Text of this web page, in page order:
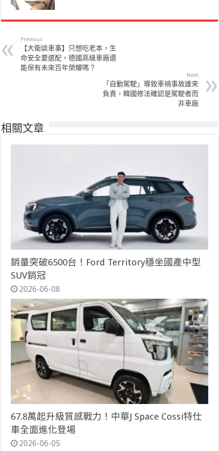
Previous
【大衛談車事】只想吃老本，生
命安全要選配，德國高級車廠還
能保有未來百年榮耀嗎？
Next
「自動駕駛」導致車禍事故誰來
負責，韓國修法確認是駕駛者而
非車廠
相關文章
銷量突破6500台！Ford Territory穩坐國產中型
SUV銷冠
2026-06-08
67.8萬起升級質感戰力！中華J Space Cossi特仕
車全面進化登場
2026-06-05